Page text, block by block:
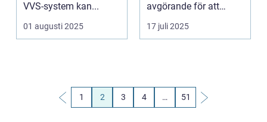
VVS-system kan...
01 augusti 2025
avgörande för att
säke...
17 juli 2025
1 2 3 4 … 51